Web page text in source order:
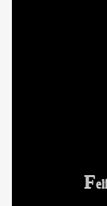
F